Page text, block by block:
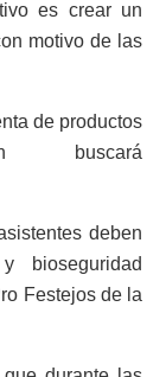
es crear un
motivo de las
de productos
buscará
deben
bioseguridad
Festejos de la